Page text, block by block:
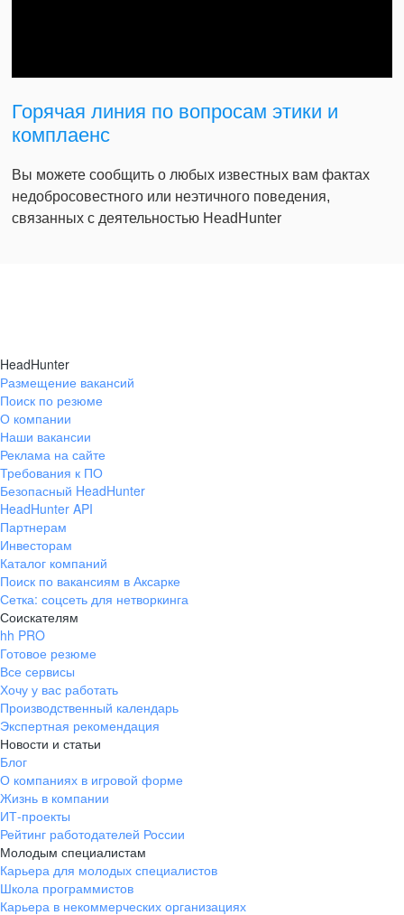
Горячая линия по вопросам этики и
комплаенс
Вы можете сообщить о любых известных вам фактах
недобросовестного или неэтичного поведения,
связанных с деятельностью HeadHunter
HeadHunter
Размещение вакансий
Поиск по резюме
О компании
Наши вакансии
Реклама на сайте
Требования к ПО
Безопасный HeadHunter
HeadHunter API
Партнерам
Инвесторам
Каталог компаний
Поиск по вакансиям в Аксарке
Сетка: соцсеть для нетворкинга
Соискателям
hh PRO
Готовое резюме
Все сервисы
Хочу у вас работать
Производственный календарь
Экспертная рекомендация
Новости и статьи
Блог
О компаниях в игровой форме
Жизнь в компании
ИТ-проекты
Рейтинг работодателей России
Молодым специалистам
Карьера для молодых специалистов
Школа программистов
Карьера в некоммерческих организациях